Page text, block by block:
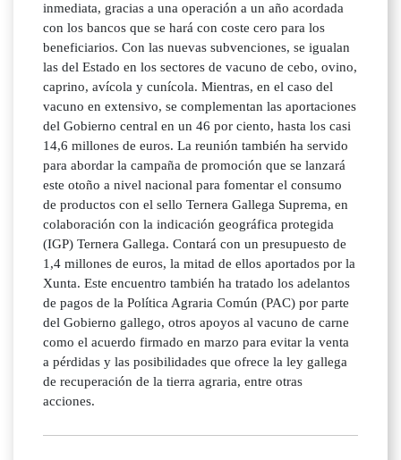
inmediata, gracias a una operación a un año acordada
con los bancos que se hará con coste cero para los
beneficiarios. Con las nuevas subvenciones, se igualan
las del Estado en los sectores de vacuno de cebo, ovino,
caprino, avícola y cunícola. Mientras, en el caso del
vacuno en extensivo, se complementan las aportaciones
del Gobierno central en un 46 por ciento, hasta los casi
14,6 millones de euros. La reunión también ha servido
para abordar la campaña de promoción que se lanzará
este otoño a nivel nacional para fomentar el consumo
de productos con el sello Ternera Gallega Suprema, en
colaboración con la indicación geográfica protegida
(IGP) Ternera Gallega. Contará con un presupuesto de
1,4 millones de euros, la mitad de ellos aportados por la
Xunta. Este encuentro también ha tratado los adelantos
de pagos de la Política Agraria Común (PAC) por parte
del Gobierno gallego, otros apoyos al vacuno de carne
como el acuerdo firmado en marzo para evitar la venta
a pérdidas y las posibilidades que ofrece la ley gallega
de recuperación de la tierra agraria, entre otras
acciones.